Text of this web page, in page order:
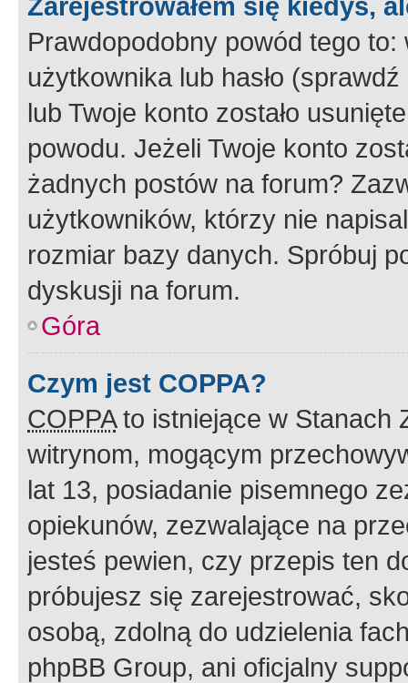
Prawdopodobny powód tego to:
użytkownika lub hasło
lub Twoje konto zostało
powodu. Jeżeli Twoje konto
żadnych postów na forum?
użytkowników, którzy nie
rozmiar bazy danych. Spróbuj
dyskusji na forum.
Góra
Czym jest COPPA?
COPPAto istniejące w Stanach
witrynom, mogącym
lat 13, posiadanie pisemnego
opiekunów, zezwalające na
jesteś pewien, czy przepis ten
próbujesz się zarejestrować,
osobą, zdolną do udzielenia
phpBB Group, ani oficjalny